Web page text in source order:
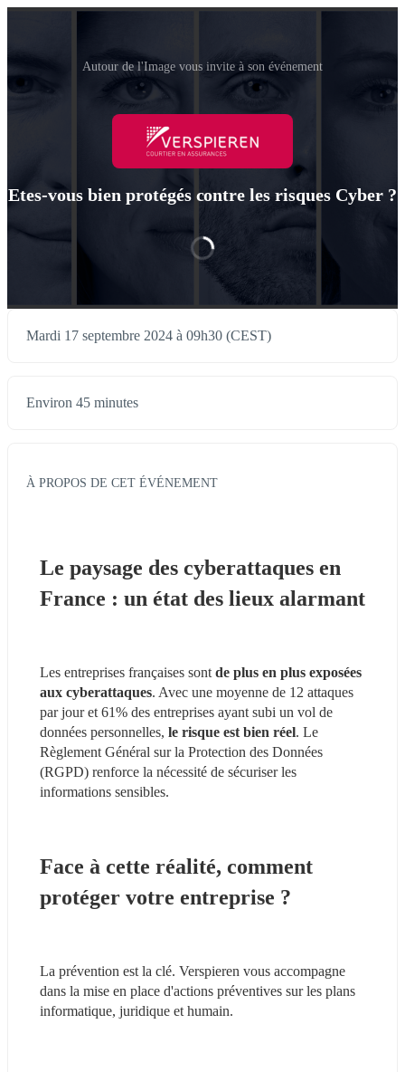
Autour de l'Image vous invite à son événement
Etes-vous bien protégés contre les risques Cyber ?
Mardi 17 septembre 2024 à 09h30 (CEST)
Environ 45 minutes
À PROPOS DE CET ÉVÉNEMENT
Le paysage des cyberattaques en
France : un état des lieux alarmant
Les entreprises françaises sont de plus en plus exposées
aux cyberattaques. Avec une moyenne de 12 attaques
par jour et 61% des entreprises ayant subi un vol de
données personnelles, le risque est bien réel. Le
Règlement Général sur la Protection des Données
(RGPD) renforce la nécessité de sécuriser les
informations sensibles.
Face à cette réalité, comment
protéger votre entreprise ?
La prévention est la clé. Verspieren vous accompagne
dans la mise en place d'actions préventives sur les plans
informatique, juridique et humain.